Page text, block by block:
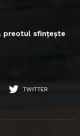
preotul sfințește
TWITTER